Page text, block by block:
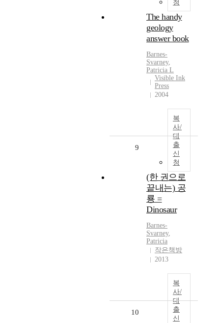
청
The handy
geology
answer book
Barnes-
Svarney,
Patricia L
Visible Ink
Press
2004
복
사/
대
출
신
청
9
(한 권으로
끝내는) 공
룡 =
Dinosaur
Barnes-
Svarney,
Patricia
작은책방
2013
복
사/
대
출
신
10